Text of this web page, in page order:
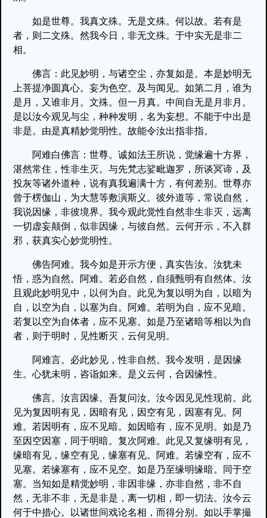
如是世尊。我真文殊。无是文殊。何以故。若有是
者，则二文殊。然我今日，非无文殊。于中实无是非二
相。
佛言：此见妙明，与诸空尘，亦复如是。本是妙明无
上菩提净圆真心。妄为色空。及与闻见。如第二月，谁为
是月，又谁非月。文殊。但一月真。中间自无是月非月。
是以汝今观见与尘，种种发明，名为妄想。不能于中出是
非是。由是真精妙觉明性。故能令汝出指非指。
阿难白佛言：世尊。诚如法王所说，觉缘遍十方界，
湛然常住，性非生灭。与先梵志娑毗迦罗，所谈冥谛，及
投灰等诸外道种，说有真我遍满十方，有何差别。世尊亦
曾于楞伽山，为大慧等敷演斯义。彼外道等，常说自然，
我说因缘，非彼境界。我今观此觉性自然非生非灭，远离
一切虚妄颠倒，似非因缘，与彼自然。云何开示，不入群
邪，获真实心妙觉明性。
佛告阿难。我今如是开示方便，真实告汝。汝犹未
悟，惑为自然。阿难。若必自然，自须甄明有自然体。汝
且观此妙明见中，以何为自。此见为复以明为自，以暗为
自，以空为自，以塞为自。阿难。若明为自，应不见暗。
若复以空为自体者，应不见塞。如是乃至诸暗等相以为自
者，则于明时，见性断灭，云何见明。
阿难言。必此妙见，性非自然。我今发明，是因缘
生。心犹未明，咨诣如来。是义云何，合因缘性。
佛言。汝言因缘。吾复问汝。汝今因见见性现前。此
见为复因明有见，因暗有见，因空有见，因塞有见。阿
难。若因明有，应不见暗。如因暗有，应不见明。如是乃
至因空因塞，同于明暗。复次阿难。此见又复缘明有见，
缘暗有见，缘空有见，缘塞有见。阿难。若缘空有，应不
见塞。若缘塞有，应不见空。如是乃至缘明缘暗。同于空
塞。当知如是精觉妙明，非因非缘，亦非自然，非不自
然，无非不非，无是非是，离一切相，即一切法。汝今云
何于中措心。以诸世间戏论名相，而得分别。如以手掌撮